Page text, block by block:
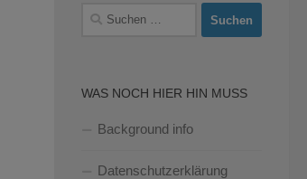
Suchen
WAS NOCH HIER HIN MUSS
Background info
Datenschutzerklärung